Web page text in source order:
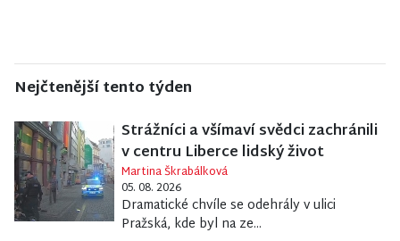
Nejčtenější tento týden
Strážníci a všímaví svědci zachránili
v centru Liberce lidský život
Martina Škrabálková
05. 08. 2026
Dramatické chvíle se odehrály v ulici
Pražská, kde byl na ze...